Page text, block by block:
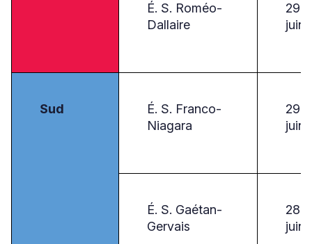
É. S. Roméo-
Dallaire
29
juin
Sud
É. S. Franco-
Niagara
29
juin
É. S. Gaétan-
Gervais
28
juin